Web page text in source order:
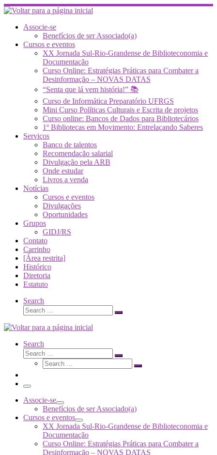
Skip
to
contentAssocie-se
Benefícios de ser Associado(a)
Cursos e eventos
XX Jornada Sul-Rio-Grandense de Biblioteconomia e
Documentação
Curso Online: Estratégias Práticas para Combater a
Desinformação – NOVAS DATAS
“Senta que lá vem história!” 📚
Curso de Informática Preparatório UFRGS
Mini Curso Políticas Culturais e Escrita de projetos
Curso online: Bancos de Dados para Bibliotecários
1º Bibliotecas em Movimento: Entrelaçando Saberes
Serviços
Banco de talentos
Recomendação salarial
Divulgação pela ARB
Onde estudar
Livros a venda
Notícias
Cursos e eventos
Divulgações
Oportunidades
Grupos
GIDJ/RS
Contato
Carrinho
[Área restrita]
Histórico
Diretoria
Estatuto
Search
Search
Search
Search
Search
Search
Search
Search
Menu
Associe-se
Benefícios de ser Associado(a)
Cursos e eventos
XX Jornada Sul-Rio-Grandense de Biblioteconomia e
Documentação
Curso Online: Estratégias Práticas para Combater a
Desinformação – NOVAS DATAS